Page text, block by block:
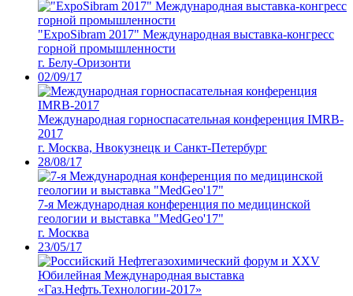
"ExpoSibram 2017" Международная выставка-конгресс
горной промышленности
г. Белу-Оризонти
02/09/17
Международная горноспасательная конференция IMRB-
2017
г. Москва, Нвокузнецк и Санкт-Петербург
28/08/17
7-я Международная конференция по медицинской
геологии и выставка "MedGeo'17"
г. Москва
23/05/17